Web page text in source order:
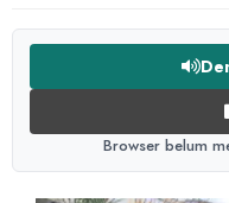
Browser belum